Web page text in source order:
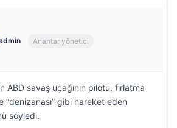
Anahtar yönetici
ABD savaş uçağının pilotu, fırlatma
gibi hareket eden
söyledi.